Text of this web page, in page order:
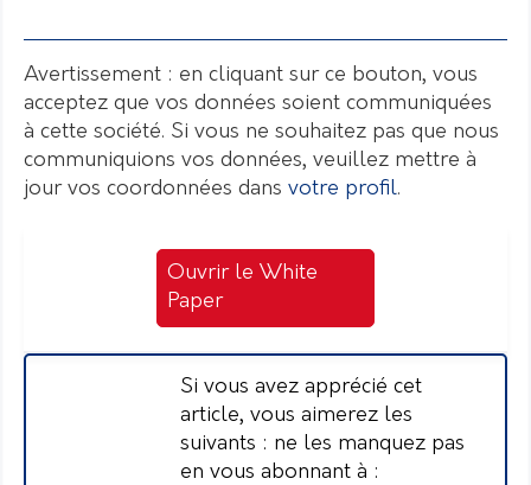
Avertissement : en cliquant sur ce bouton, vous
acceptez que vos données soient communiquées
à cette société. Si vous ne souhaitez pas que nous
communiquions vos données, veuillez mettre à
jour vos coordonnées dans votre profil.
Ouvrir le White
Paper
Si vous avez apprécié cet
article, vous aimerez les
suivants : ne les manquez pas
en vous abonnant à :